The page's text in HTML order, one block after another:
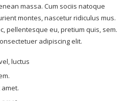
massa. Cum sociis natoque
montes, nascetur ridiculus mus.
pellentesque eu, pretium quis, sem.
adipiscing elit.
luctus